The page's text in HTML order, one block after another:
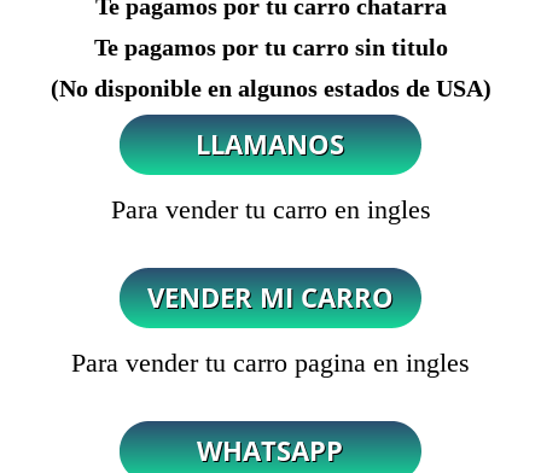
Te pagamos por tu carro chatarra
Te pagamos por tu carro sin titulo
(No disponible en algunos estados de USA)
Para vender tu carro en ingles
Para vender tu carro pagina en ingles